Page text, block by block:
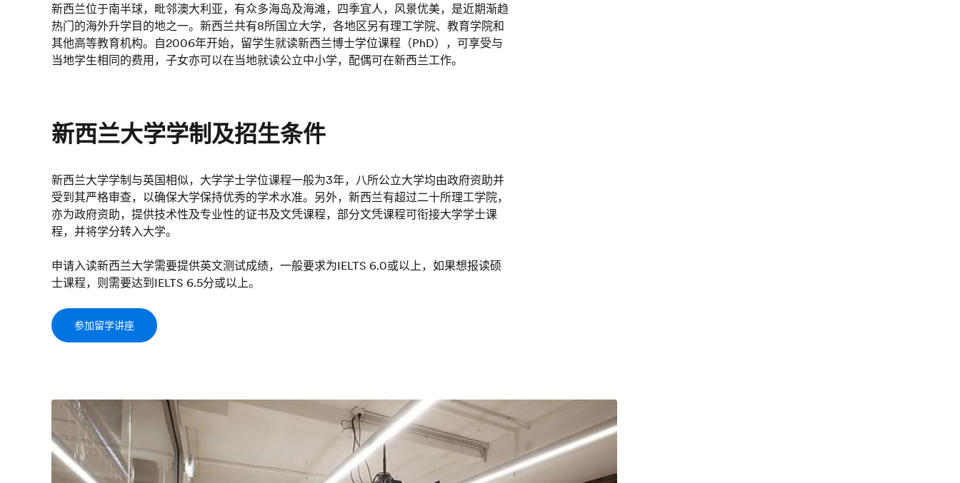
新西兰位于南半球，毗邻澳大利亚，有众多海岛及海滩，四季宜人，风景优美，是近期渐趋
热门的海外升学目的地之一。新西兰共有8所国立大学，各地区另有理工学院、教育学院和
其他高等教育机构。自2006年开始，留学生就读新西兰博士学位课程（PhD），可享受与
当地学生相同的费用，子女亦可以在当地就读公立中小学，配偶可在新西兰工作。
新西兰大学学制及招生条件
新西兰大学学制与英国相似，大学学士学位课程一般为3年，八所公立大学均由政府资助并
受到其严格审查，以确保大学保持优秀的学术水准。另外，新西兰有超过二十所理工学院，
亦为政府资助，提供技术性及专业性的证书及文凭课程，部分文凭课程可衔接大学学士课
程，并将学分转入大学。
申请入读新西兰大学需要提供英文测试成绩，一般要求为IELTS 6.0或以上，如果想报读硕
士课程，则需要达到IELTS 6.5分或以上。
参加留学讲座